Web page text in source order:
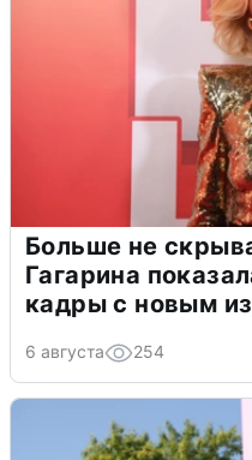
Больше не
Гагарина
кадры с новым
6 августа 254